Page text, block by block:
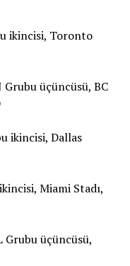
ikincisi, Toronto
üçüncüsü, BC
ikincisi, Dallas
Miami Stadı,
üçüncüsü,